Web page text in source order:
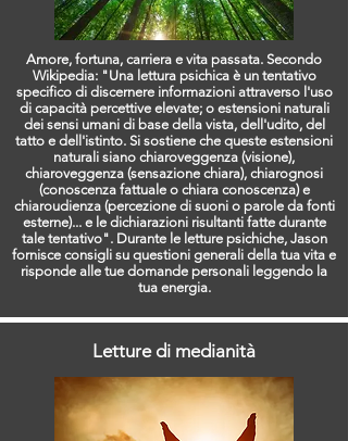
Amore, fortuna, carriera e vita passata. Secondo
Wikipedia: "Una lettura psichica è un tentativo
specifico di discernere informazioni attraverso l'uso
di capacità percettive elevate; o estensioni naturali
dei sensi umani di base della vista, dell'udito, del
tatto e dell'istinto. Si sostiene che queste estensioni
naturali siano chiaroveggenza (visione),
chiaroveggenza (sensazione chiara), chiarognosi
(conoscenza fattuale o chiara conoscenza) e
chiaroudienza (percezione di suoni o parole da fonti
esterne)... e le dichiarazioni risultanti fatte durante
tale tentativo". Durante le letture psichiche, Jason
fornisce consigli su questioni generali della tua vita e
risponde alle tue domande personali leggendo la
tua energia.
Letture di medianità